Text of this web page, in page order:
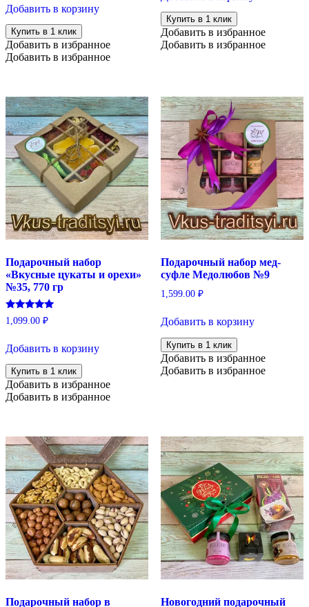
Добавить в корзину
Купить в 1 клик
Добавить в избранное
Добавить в избранное
Купить в 1 клик
Добавить в избранное
Добавить в избранное
Подарочный набор
«Вкусные цукаты и орехи»
№35, 770 гр
Оценка
5.00
1,099.00 ₽
Добавить в корзину
Купить в 1 клик
Добавить в избранное
Добавить в избранное
Подарочный набор мед-
суфле Медолюбов №9
1,599.00 ₽
Добавить в корзину
Купить в 1 клик
Добавить в избранное
Добавить в избранное
Подарочный набор в Новогодний подарочный